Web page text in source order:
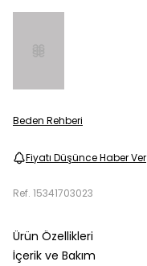
Beden Rehberi
Fiyatı Düşünce Haber Ver
Ref. 15341703023
Ürün Özellikleri
İçerik ve Bakım